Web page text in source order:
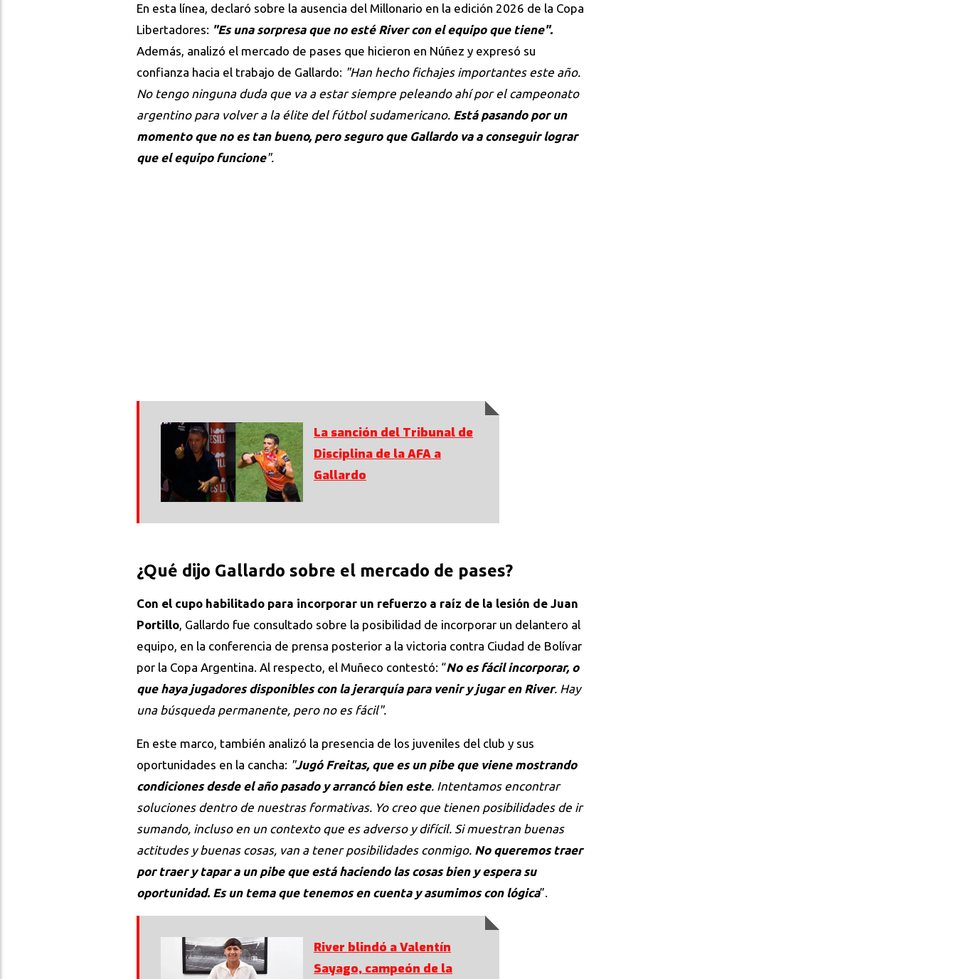
En esta línea, declaró sobre la ausencia del Millonario en la edición 2026 de la Copa
Libertadores: "Es una sorpresa que no esté River con el equipo que tiene".
Además, analizó el mercado de pases que hicieron en Núñez y expresó su
confianza hacia el trabajo de Gallardo: "Han hecho fichajes importantes este año.
No tengo ninguna duda que va a estar siempre peleando ahí por el campeonato
argentino para volver a la élite del fútbol sudamericano. Está pasando por un
momento que no es tan bueno, pero seguro que Gallardo va a conseguir lograr
que el equipo funcione".
La sanción del Tribunal de
Disciplina de la AFA a
Gallardo
¿Qué dijo Gallardo sobre el mercado de pases?
Con el cupo habilitado para incorporar un refuerzo a raíz de la lesión de Juan
Portillo, Gallardo fue consultado sobre la posibilidad de incorporar un delantero al
equipo, en la conferencia de prensa posterior a la victoria contra Ciudad de Bolívar
por la Copa Argentina. Al respecto, el Muñeco contestó: “No es fácil incorporar, o
que haya jugadores disponibles con la jerarquía para venir y jugar en River. Hay
una búsqueda permanente, pero no es fácil".
En este marco, también analizó la presencia de los juveniles del club y sus
oportunidades en la cancha: "Jugó Freitas, que es un pibe que viene mostrando
condiciones desde el año pasado y arrancó bien este. Intentamos encontrar
soluciones dentro de nuestras formativas. Yo creo que tienen posibilidades de ir
sumando, incluso en un contexto que es adverso y difícil. Si muestran buenas
actitudes y buenas cosas, van a tener posibilidades conmigo. No queremos traer
por traer y tapar a un pibe que está haciendo las cosas bien y espera su
oportunidad. Es un tema que tenemos en cuenta y asumimos con lógica”.
River blindó a Valentín
Sayago, campeón de la